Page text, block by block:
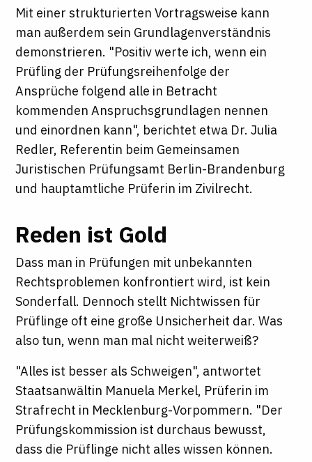
Mit einer strukturierten Vortragsweise kann
man außerdem sein Grundlagenverständnis
demonstrieren. "Positiv werte ich, wenn ein
Prüfling der Prüfungsreihenfolge der
Ansprüche folgend alle in Betracht
kommenden Anspruchsgrundlagen nennen
und einordnen kann", berichtet etwa Dr. Julia
Redler, Referentin beim Gemeinsamen
Juristischen Prüfungsamt Berlin-Brandenburg
und hauptamtliche Prüferin im Zivilrecht.
Reden ist Gold
Dass man in Prüfungen mit unbekannten
Rechtsproblemen konfrontiert wird, ist kein
Sonderfall. Dennoch stellt Nichtwissen für
Prüflinge oft eine große Unsicherheit dar. Was
also tun, wenn man mal nicht weiterweiß?
"Alles ist besser als Schweigen", antwortet
Staatsanwältin Manuela Merkel, Prüferin im
Strafrecht in Mecklenburg-Vorpommern. "Der
Prüfungskommission ist durchaus bewusst,
dass die Prüflinge nicht alles wissen können.